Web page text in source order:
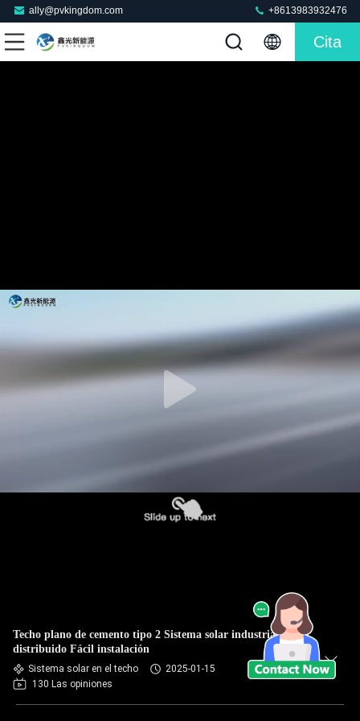
ally@pvkingdom.com +8613983932476
Cita
Techo plano de cemento tipo 2 Sistema solar industrial
distribuido Fácil instalación
Sistema solar en el techo
2025-01-15
130 Las opiniones